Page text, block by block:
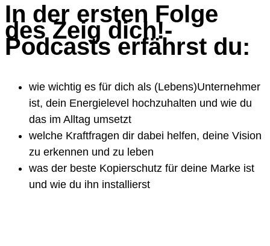
In der ersten Folge
des Zeig dich!-
Podcasts erfährst du:
wie wichtig es für dich als (Lebens)Unternehmer
ist, dein Energielevel hochzuhalten und wie du
das im Alltag umsetzt
welche Kraftfragen dir dabei helfen, deine Vision
zu erkennen und zu leben
was der beste Kopierschutz für deine Marke ist
und wie du ihn installierst